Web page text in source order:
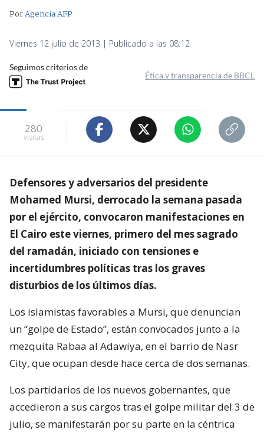
PorAgencia AFP
Viernes 12 julio de 2013 | Publicado a las 08:12
Seguimos criterios de
Ética y transparencia de BBCL
280
visitas
Defensores y adversarios del presidente
Mohamed Mursi, derrocado la semana pasada
por el ejército, convocaron manifestaciones en
El Cairo este viernes, primero del mes sagrado
del ramadán, iniciado con tensiones e
incertidumbres políticas tras los graves
disturbios de los últimos días.
Los islamistas favorables a Mursi, que denuncian
un “golpe de Estado”, están convocados junto a la
mezquita Rabaa al Adawiya, en el barrio de Nasr
City, que ocupan desde hace cerca de dos semanas.
Los partidarios de los nuevos gobernantes, que
accedieron a sus cargos tras el golpe militar del 3 de
julio, se manifestarán por su parte en la céntrica